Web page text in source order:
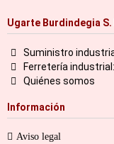
Ugarte Burdindegia S.
Suministro
Ferretería
Quiénes somos
Información
Aviso legal